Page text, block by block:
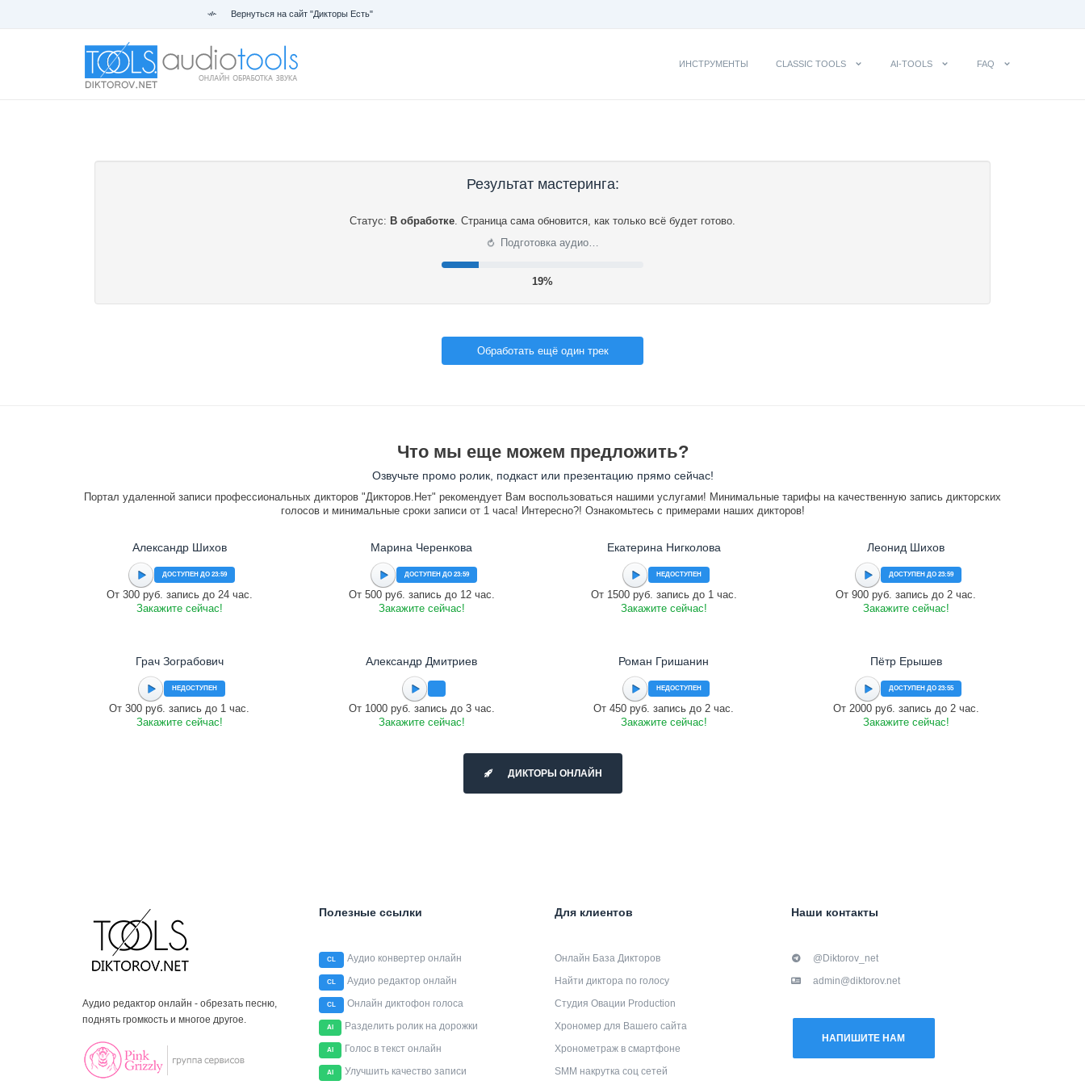
Вернуться на сайт "Дикторы Есть"
ИНСТРУМЕНТЫ CLASSIC TOOLS AI-TOOLS FAQ
Результат мастеринга:
Статус: В обработке. Страница сама обновится, как только всё будет готово.
⟳ Подготовка аудио…
19%
Обработать ещё один трек
Что мы еще можем предложить?
Озвучьте промо ролик, подкаст или презентацию прямо сейчас!
Портал удаленной записи профессиональных дикторов "Дикторов.Нет" рекомендует Вам воспользоваться нашими услугами! Минимальные тарифы на качественную запись дикторских
голосов и минимальные сроки записи от 1 часа! Интересно?! Ознакомьтесь с примерами наших дикторов!
Александр Шихов
ДОСТУПЕН ДО 23:59
От 300 руб. запись до 24 час.
Закажите сейчас!
Марина Черенкова
ДОСТУПЕН ДО 23:59
От 500 руб. запись до 12 час.
Закажите сейчас!
Екатерина Нигколова
НЕДОСТУПЕН
От 1500 руб. запись до 1 час.
Закажите сейчас!
Леонид Шихов
ДОСТУПЕН ДО 23:59
От 900 руб. запись до 2 час.
Закажите сейчас!
Грач Зограбович
НЕДОСТУПЕН
От 300 руб. запись до 1 час.
Закажите сейчас!
Александр Дмитриев
От 1000 руб. запись до 3 час.
Закажите сейчас!
Роман Гришанин
НЕДОСТУПЕН
От 450 руб. запись до 2 час.
Закажите сейчас!
Пётр Ерышев
ДОСТУПЕН ДО 23:55
От 2000 руб. запись до 2 час.
Закажите сейчас!
ДИКТОРЫ ОНЛАЙН
Аудио редактор онлайн - обрезать песню,
поднять громкость и многое другое.
Полезные ссылки
CL Аудио конвертер онлайн
CL Аудио редактор онлайн
CL Онлайн диктофон голоса
AI Разделить ролик на дорожки
AI Голос в текст онлайн
AI Улучшить качество записи
Для клиентов
Онлайн База Дикторов
Найти диктора по голосу
Студия Овации Production
Хрономер для Вашего сайта
Хронометраж в смартфоне
SMM накрутка соц сетей
Наши контакты
@Diktorov_net
admin@diktorov.net
НАПИШИТЕ НАМ